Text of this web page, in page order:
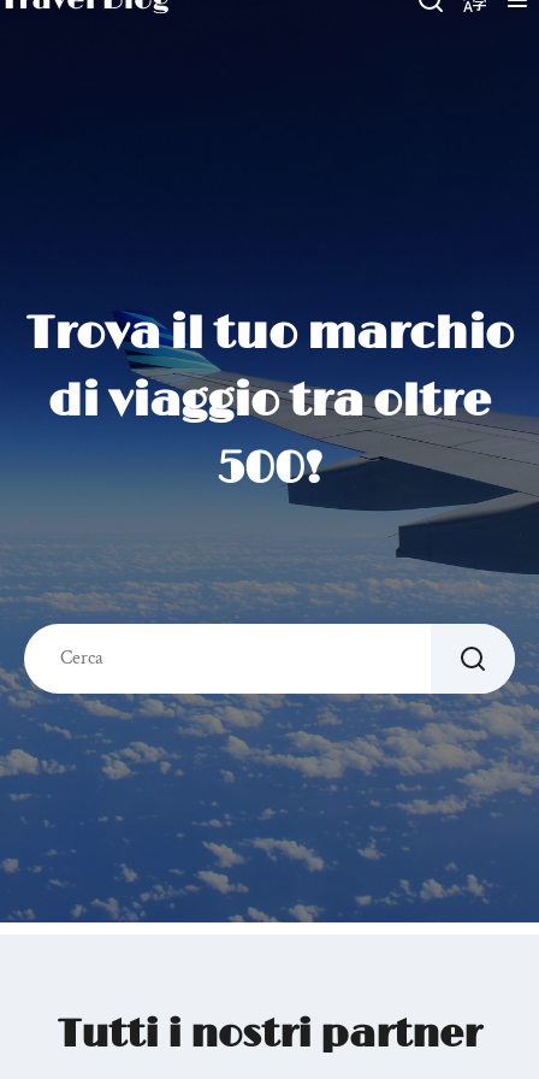
Trova il tuo marchio
di viaggio tra oltre
500!
Tutti i nostri partner